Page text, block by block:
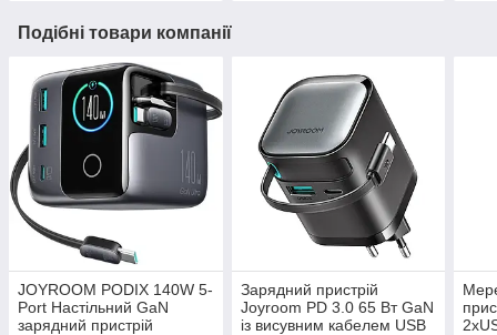
Подібні товари компанії
JOYROOM PODIX 140W 5-
Port Настільний GaN
зарядний пристрій
Зарядний пристрій
Joyroom PD 3.0 65 Вт GaN
із висувним кабелем USB